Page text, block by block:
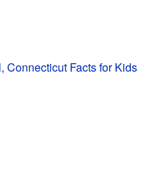
Connecticut Facts for Kids